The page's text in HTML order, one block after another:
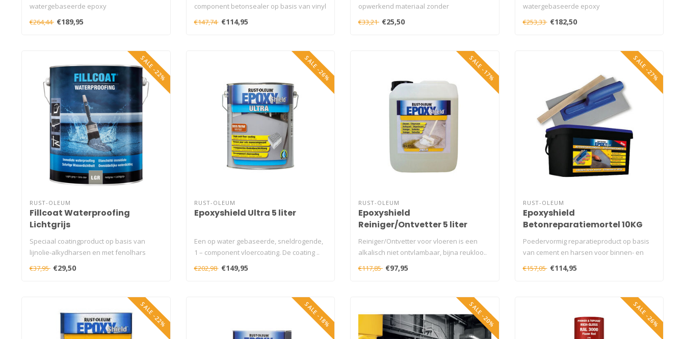
watergebaseerde epoxy
€264,44 €189,95
component betonsealer op basis van vinyl
€147,74 €114,95
opwerkend materiaal zonder
€33,21 €25,50
watergebaseerde epoxy
€253,33 €182,50
SALE -22%
RUST-OLEUM
Fillcoat Waterproofing
Lichtgrijs
Speciaal coatingproduct op basis van
lijnolie-alkydharsen en met fenolhars
€37,95 €29,50
SALE -26%
RUST-OLEUM
Epoxyshield Ultra 5 liter
Een op water gebaseerde, sneldrogende,
1 – component vloercoating. De coating ..
€202,98 €149,95
SALE -17%
RUST-OLEUM
Epoxyshield
Reiniger/Ontvetter 5 liter
Reiniger/Ontvetter voor vloeren is een
alkalisch niet ontvlambaar, bijna reukloo..
€117,85 €97,95
SALE -27%
RUST-OLEUM
Epoxyshield
Betonreparatiemortel 10KG
Poedervormig reparatieproduct op basis
van cement en harsen voor binnen- en
€157,05 €114,95
SALE -22% SALE -18% SALE -20% SALE -26%